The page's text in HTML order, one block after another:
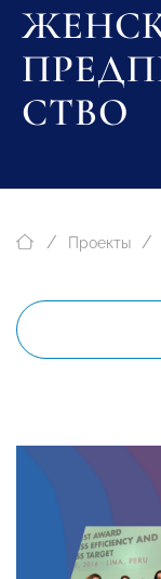
СТВО
Проекты